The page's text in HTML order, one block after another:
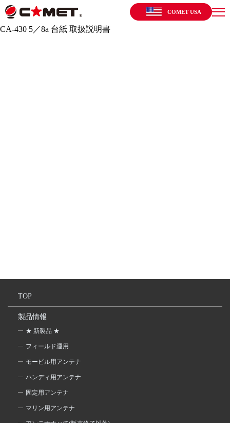
COMET USA
CA-430 5／8a 台紙 取扱説明書
TOP
製品情報
★ 新製品 ★
フィールド運用
モービル用アンテナ
ハンディ用アンテナ
固定用アンテナ
マリン用アンテナ